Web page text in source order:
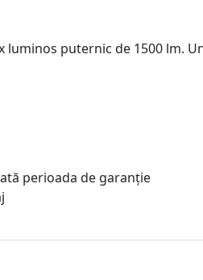
luminos puternic de 1500 lm.
perioada de garanție